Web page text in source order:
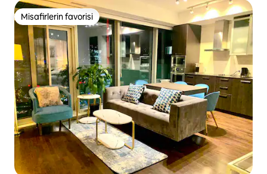
Misafirlerin favorisi
Misafirlerin favorisi